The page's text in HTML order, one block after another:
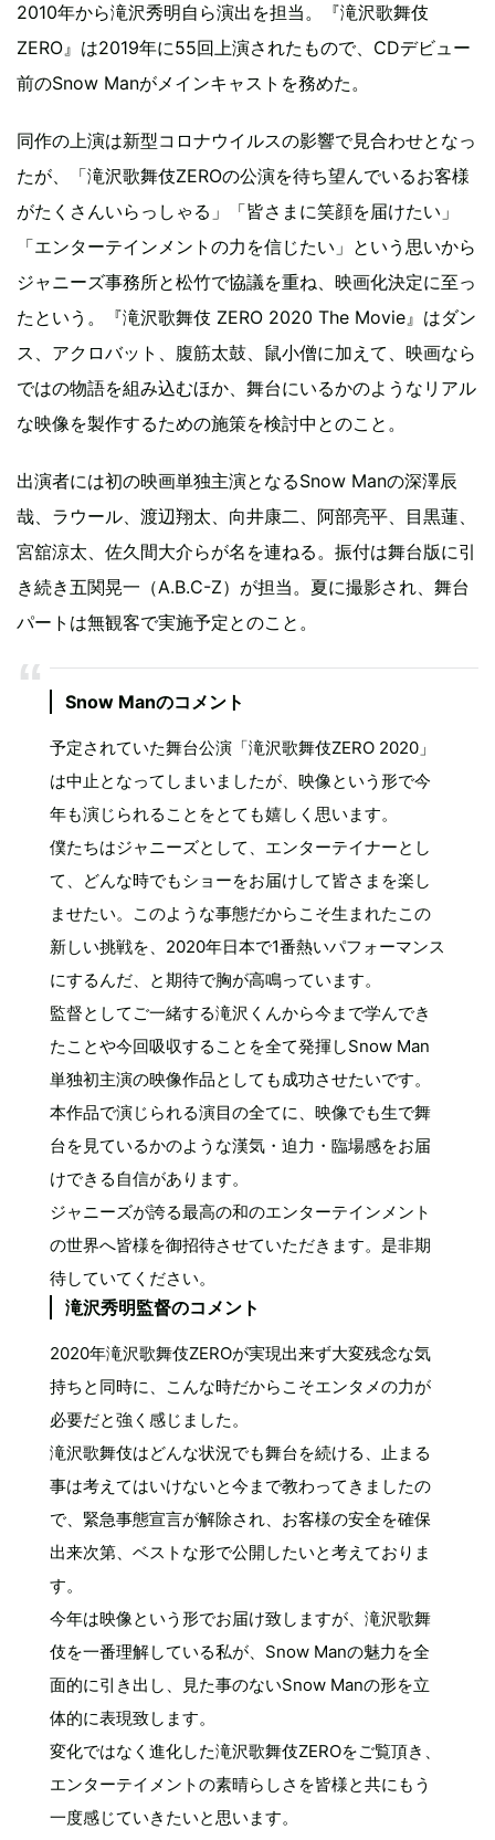
2010年から滝沢秀明自ら演出を担当。『滝沢歌舞伎
ZERO』は2019年に55回上演されたもので、CDデビュー
前のSnow Manがメインキャストを務めた。
同作の上演は新型コロナウイルスの影響で見合わせとなっ
たが、「滝沢歌舞伎ZEROの公演を待ち望んでいるお客様
がたくさんいらっしゃる」「皆さまに笑顔を届けたい」
「エンターテインメントの力を信じたい」という思いから
ジャニーズ事務所と松竹で協議を重ね、映画化決定に至っ
たという。『滝沢歌舞伎 ZERO 2020 The Movie』はダン
ス、アクロバット、腹筋太鼓、鼠小僧に加えて、映画なら
ではの物語を組み込むほか、舞台にいるかのようなリアル
な映像を製作するための施策を検討中とのこと。
出演者には初の映画単独主演となるSnow Manの深澤辰
哉、ラウール、渡辺翔太、向井康二、阿部亮平、目黒蓮、
宮舘涼太、佐久間大介らが名を連ねる。振付は舞台版に引
き続き五関晃一（A.B.C-Z）が担当。夏に撮影され、舞台
パートは無観客で実施予定とのこと。
Snow Manのコメント
予定されていた舞台公演「滝沢歌舞伎ZERO 2020」
は中止となってしまいましたが、映像という形で今
年も演じられることをとても嬉しく思います。
僕たちはジャニーズとして、エンターテイナーとし
て、どんな時でもショーをお届けして皆さまを楽し
ませたい。このような事態だからこそ生まれたこの
新しい挑戦を、2020年日本で1番熱いパフォーマンス
にするんだ、と期待で胸が高鳴っています。
監督としてご一緒する滝沢くんから今まで学んでき
たことや今回吸収することを全て発揮しSnow Man
単独初主演の映像作品としても成功させたいです。
本作品で演じられる演目の全てに、映像でも生で舞
台を見ているかのような漢気・迫力・臨場感をお届
けできる自信があります。
ジャニーズが誇る最高の和のエンターテインメント
の世界へ皆様を御招待させていただきます。是非期
待していてください。
滝沢秀明監督のコメント
2020年滝沢歌舞伎ZEROが実現出来ず大変残念な気
持ちと同時に、こんな時だからこそエンタメの力が
必要だと強く感じました。
滝沢歌舞伎はどんな状況でも舞台を続ける、止まる
事は考えてはいけないと今まで教わってきましたの
で、緊急事態宣言が解除され、お客様の安全を確保
出来次第、ベストな形で公開したいと考えておりま
す。
今年は映像という形でお届け致しますが、滝沢歌舞
伎を一番理解している私が、Snow Manの魅力を全
面的に引き出し、見た事のないSnow Manの形を立
体的に表現致します。
変化ではなく進化した滝沢歌舞伎ZEROをご覧頂き、
エンターテイメントの素晴らしさを皆様と共にもう
一度感じていきたいと思います。